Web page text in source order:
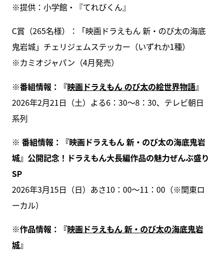
※提供：小学館・『てれびくん』
C賞（265名様）：「映画ドラえもん 新・のび太の海底
鬼岩城」チェリジェムステッカー（いずれか1種）
※カミオジャパン（4月発売）
※番組情報：『映画ドラえもん のび太の絵世界物語』
2026年2月21日（土）よる6：30～8：30、テレビ朝日
系列
※ 番組情報：『映画ドラえもん 新・のび太の海底鬼岩
城』公開記念！ドラえもん大長編作品の魅力ぜんぶ盛り
SP
2026年3月15日（日）あさ10：00～11：00（※関東ロ
ーカル）
※作品情報：『映画ドラえもん 新・のび太の海底鬼岩
城』